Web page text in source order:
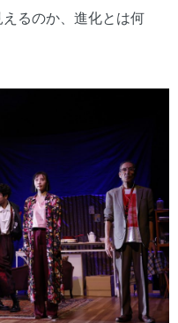
るのか、進化とは何